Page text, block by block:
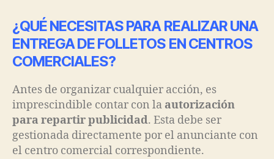
¿QUÉ NECESITAS PARA REALIZAR UNA
ENTREGA DE FOLLETOS EN CENTROS
COMERCIALES?
Antes de organizar cualquier acción, es
imprescindible contar con la autorización
para repartir publicidad. Esta debe ser
gestionada directamente por el anunciante con
el centro comercial correspondiente.